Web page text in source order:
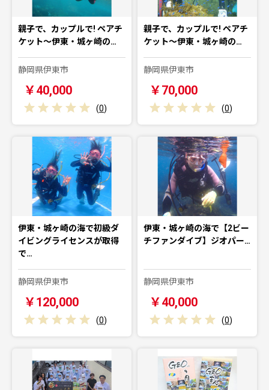
親子で、カップルで! ペアチ
ケット〜伊東・城ヶ崎の…
静岡県伊東市
￥40,000
(0)
親子で、カップルで! ペアチ
ケット〜伊東・城ヶ崎の…
静岡県伊東市
￥70,000
(0)
伊東・城ヶ崎の海で初級ダ
イビングライセンスが取得
で…
静岡県伊東市
￥120,000
(0)
伊東・城ヶ崎の海で【2ビー
チファンダイブ】ジオパー…
静岡県伊東市
￥40,000
(0)